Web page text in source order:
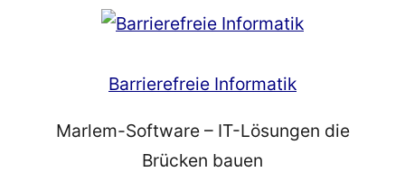
Barrierefreie Informatik
Marlem-Software – IT-Lösungen die
Brücken bauen